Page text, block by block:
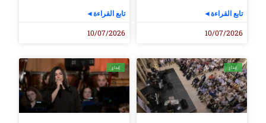
تابع القراءة◄
10/07/2026
تابع القراءة◄
10/07/2026
إبداع إبداع